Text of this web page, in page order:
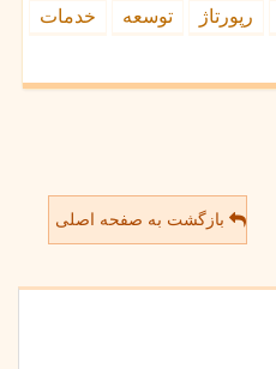
رپورتاژ توسعه
خدمات
بازگشت به صفحه اصلی